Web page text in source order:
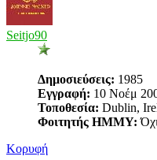
Seitjo90
Δημοσιεύσεις: 1985
Εγγραφή: 10 Νοέμ
Τοποθεσία: Dublin,
Φοιτητής ΗΜΜΥ:
Κορυφή